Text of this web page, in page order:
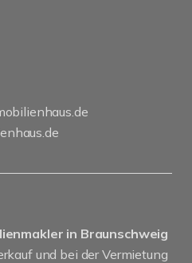
in Braunschweig
und bei der Vermietung